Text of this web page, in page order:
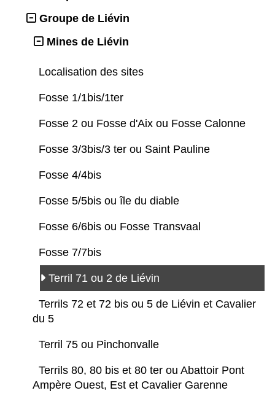
Groupe de Liévin
Mines de Liévin
Localisation des sites
Fosse 1/1bis/1ter
Fosse 2 ou Fosse d'Aix ou Fosse Calonne
Fosse 3/3bis/3 ter ou Saint Pauline
Fosse 4/4bis
Fosse 5/5bis ou île du diable
Fosse 6/6bis ou Fosse Transvaal
Fosse 7/7bis
Terril 71 ou 2 de Liévin
Terrils 72 et 72 bis ou 5 de Liévin et Cavalier
du 5
Terril 75 ou Pinchonvalle
Terrils 80, 80 bis et 80 ter ou Abattoir Pont
Ampère Ouest, Est et Cavalier Garenne